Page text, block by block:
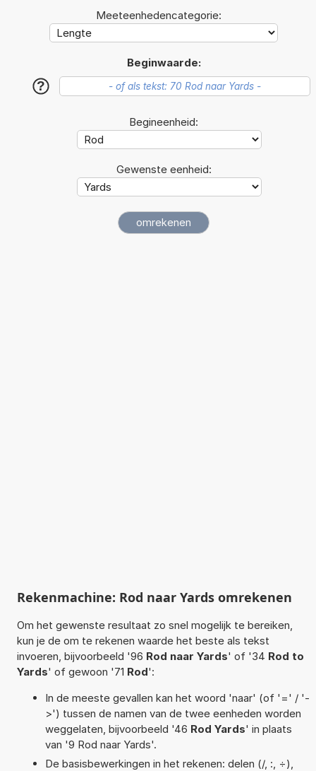
Meeteenhedencategorie:
Beginwaarde:
?
Begineenheid:
Gewenste eenheid:
Rekenmachine: Rod naar Yards omrekenen
Om het gewenste resultaat zo snel mogelijk te bereiken,
kun je de om te rekenen waarde het beste als tekst
invoeren, bijvoorbeeld '96 Rod naar Yards' of '34 Rod to
Yards' of gewoon '71 Rod':
In de meeste gevallen kan het woord 'naar' (of '=' / '-
>') tussen de namen van de twee eenheden worden
weggelaten, bijvoorbeeld '46 Rod Yards' in plaats
van '9 Rod naar Yards'.
De basisbewerkingen in het rekenen: delen (/, :, ÷),